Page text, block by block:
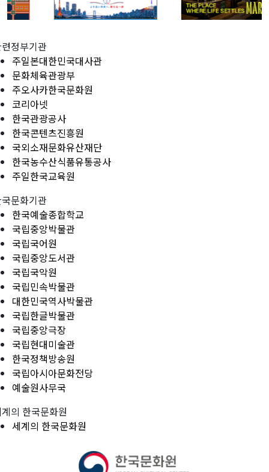
정부기관
주일본대한민국대사관
문화체육관광부
주오사카한국문화원
코리아넷
한국관광공사
한국콘텐츠진흥원
국외소재문화유산재단
한국농수산식품유통공사
주일한국교육원
문화기관
한국예술종합학교
국립중앙박물관
국립국어원
국립중앙도서관
국립국악원
국립민속박물관
대한민국역사박물관
국립한글박물관
국립중앙극장
국립현대미술관
한국정책방송원
국립아시아문화전당
예술원사무국
의 한국문화원
세계의 한국문화원